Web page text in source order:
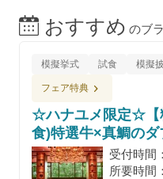
おすすめ のブ
模擬挙式 試食 模擬
フェア特典
☆ハナユメ限定☆【
食)特選牛×真鯛のダ
受付時間
所要時間